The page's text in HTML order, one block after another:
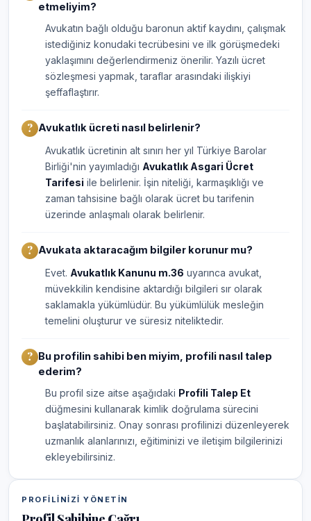
etmeliyim?
Avukatın bağlı olduğu baronun aktif kaydını, çalışmak
istediğiniz konudaki tecrübesini ve ilk görüşmedeki
yaklaşımını değerlendirmeniz önerilir. Yazılı ücret
sözleşmesi yapmak, taraflar arasındaki ilişkiyi
şeffaflaştırır.
Avukatlık ücreti nasıl belirlenir?
Avukatlık ücretinin alt sınırı her yıl Türkiye Barolar
Birliği'nin yayımladığı Avukatlık Asgari Ücret
Tarifesi ile belirlenir. İşin niteliği, karmaşıklığı ve
zaman tahsisine bağlı olarak ücret bu tarifenin
üzerinde anlaşmalı olarak belirlenir.
Avukata aktaracağım bilgiler korunur mu?
Evet. Avukatlık Kanunu m.36 uyarınca avukat,
müvekkilin kendisine aktardığı bilgileri sır olarak
saklamakla yükümlüdür. Bu yükümlülük mesleğin
temelini oluşturur ve süresiz niteliktedir.
Bu profilin sahibi ben miyim, profili nasıl talep
ederim?
Bu profil size aitse aşağıdaki Profili Talep Et
düğmesini kullanarak kimlik doğrulama sürecini
başlatabilirsiniz. Onay sonrası profilinizi düzenleyerek
uzmanlık alanlarınızı, eğitiminizi ve iletişim bilgilerinizi
ekleyebilirsiniz.
PROFILINIZI YÖNETIN